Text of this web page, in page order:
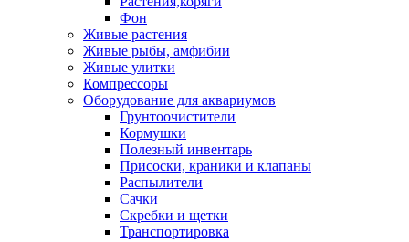
Фон
Живые растения
Живые рыбы, амфибии
Живые улитки
Компрессоры
Оборудование для аквариумов
Грунтоочистители
Кормушки
Полезный инвентарь
Присоски, краники и клапаны
Распылители
Сачки
Скребки и щетки
Транспортировка